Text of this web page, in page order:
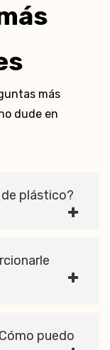
más
dude en
de plástico?
puedo